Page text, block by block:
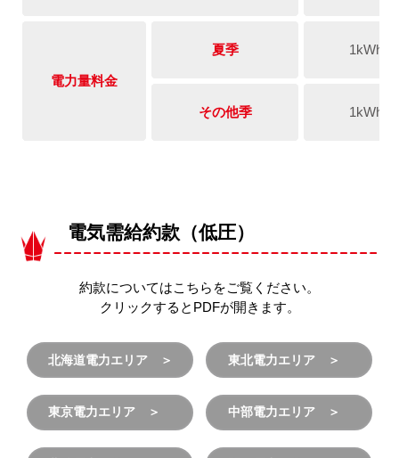
電力量料金
夏季 1kWh
その他季 1kWh
電気需給約款（低圧）
約款についてはこちらをご覧ください。
クリックするとPDFが開きます。
北海道電力エリア 東北電力エリア
東京電力エリア 中部電力エリア